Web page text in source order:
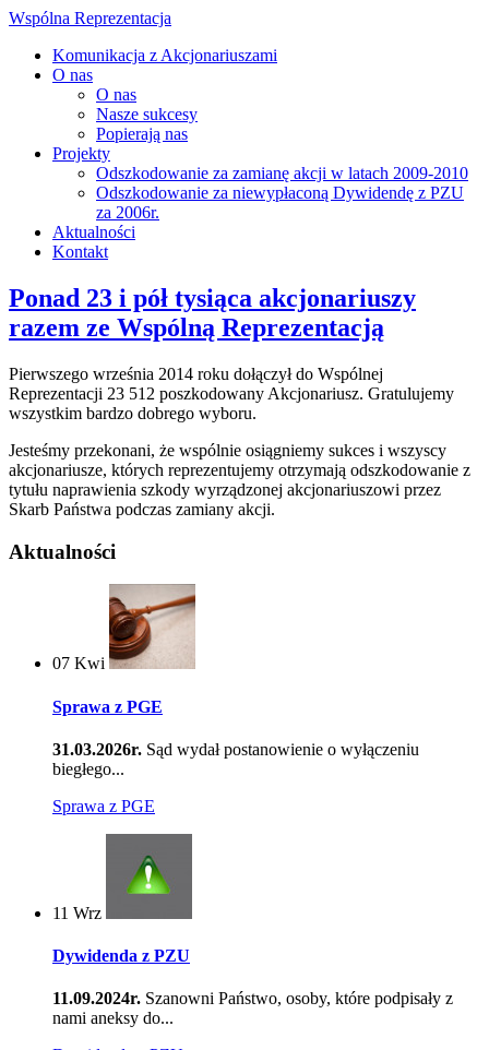
Wspólna Reprezentacja
Komunikacja z Akcjonariuszami
O nas
O nas
Nasze sukcesy
Popierają nas
Projekty
Odszkodowanie za zamianę akcji w latach 2009-2010
Odszkodowanie za niewypłaconą Dywidendę z PZU
za 2006r.
Aktualności
Kontakt
Ponad 23 i pół tysiąca akcjonariuszy
razem ze Wspólną Reprezentacją
Pierwszego września 2014 roku dołączył do Wspólnej
Reprezentacji 23 512 poszkodowany Akcjonariusz. Gratulujemy
wszystkim bardzo dobrego wyboru.
Jesteśmy przekonani, że wspólnie osiągniemy sukces i wszyscy
akcjonariusze, których reprezentujemy otrzymają odszkodowanie z
tytułu naprawienia szkody wyrządzonej akcjonariuszowi przez
Skarb Państwa podczas zamiany akcji.
Aktualności
07 Kwi
Sprawa z PGE
31.03.2026r. Sąd wydał postanowienie o wyłączeniu
biegłego...
Sprawa z PGE
11 Wrz
Dywidenda z PZU
11.09.2024r. Szanowni Państwo, osoby, które podpisały z
nami aneksy do...